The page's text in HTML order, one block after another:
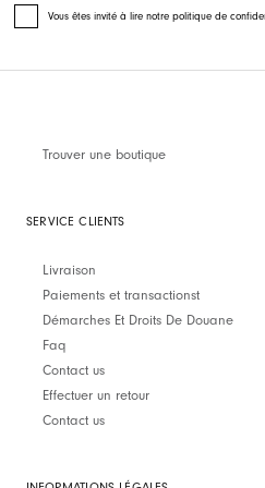
Vous êtes invité à lire notre politique de
Trouver une boutique
SERVICE CLIENTS
Livraison
Paiements et transactionst
Démarches Et Droits De Douane
Faq
Contact us
Effectuer un retour
Contact us